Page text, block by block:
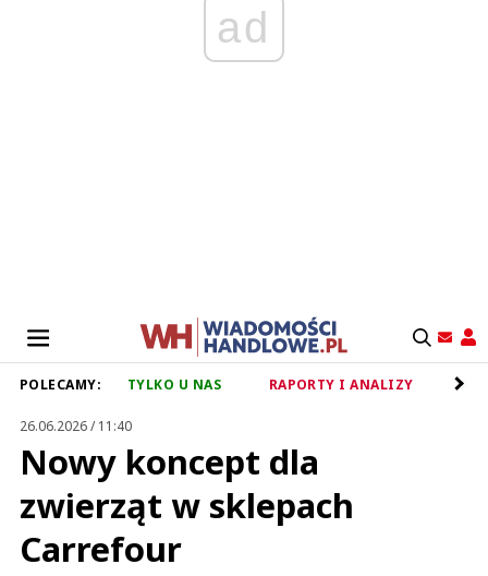
ad
POLECAMY: TYLKO U NAS RAPORTY I ANALIZY
26.06.2026 / 11:40
Nowy koncept dla
zwierząt w sklepach
Carrefour